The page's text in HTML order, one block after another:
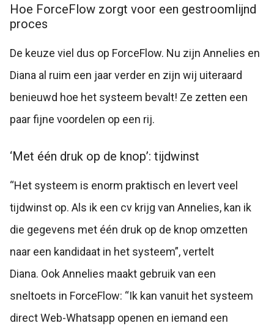
Hoe ForceFlow zorgt voor een gestroomlijnd
proces
De keuze viel dus op ForceFlow. Nu zijn Annelies en
Diana al ruim een jaar verder en zijn wij uiteraard
benieuwd hoe het systeem bevalt! Ze zetten een
paar fijne voordelen op een rij.
‘Met één druk op de knop’: tijdwinst
“Het systeem is enorm praktisch en levert veel
tijdwinst op. Als ik een cv krijg van Annelies, kan ik
die gegevens met één druk op de knop omzetten
naar een kandidaat in het systeem”, vertelt
Diana. Ook Annelies maakt gebruik van een
sneltoets in ForceFlow: “Ik kan vanuit het systeem
direct Web-Whatsapp openen en iemand een